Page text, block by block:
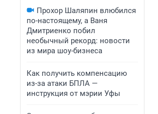
Прохор Шаляпин влюбился
по-настоящему, а Ваня
Дмитриенко побил
необычный рекорд: новости
из мира шоу-бизнеса
Как получить компенсацию
из-за атаки БПЛА —
инструкция от мэрии Уфы